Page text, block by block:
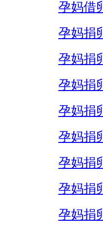
孕妈借
孕妈捐
孕妈捐
孕妈捐
孕妈捐
孕妈捐
孕妈捐
孕妈捐
孕妈捐